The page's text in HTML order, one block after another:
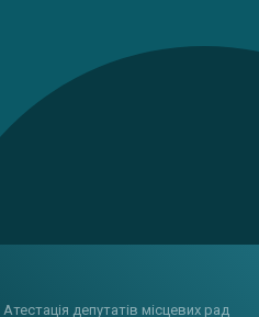
депутатів місцевих рад